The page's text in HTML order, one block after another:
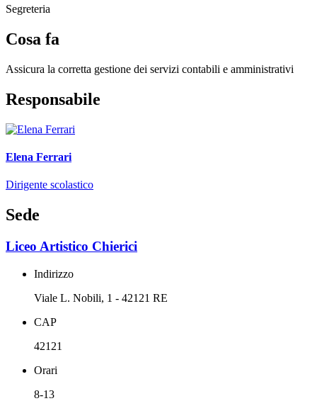
Segreteria
Cosa fa
Assicura la corretta gestione dei servizi contabili e amministrativi
Responsabile
Elena Ferrari
Dirigente scolastico
Sede
Liceo Artistico Chierici
Indirizzo
Viale L. Nobili, 1 - 42121 RE
CAP
42121
Orari
8-13